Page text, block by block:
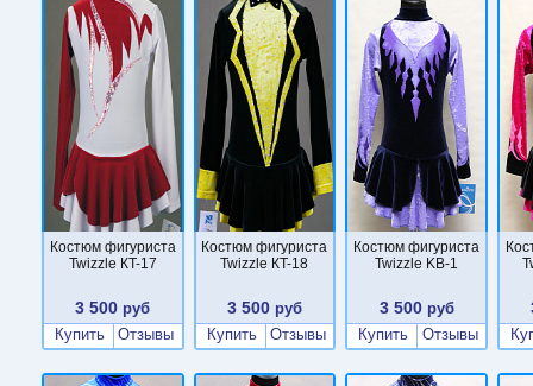
Костюм фигуриста
Twizzle КT-17
3 500 руб
Купить
Отзывы
Костюм фигуриста
Twizzle КT-18
3 500 руб
Купить
Отзывы
Костюм фигуриста
Twizzle KB-1
3 500руб
Купить
Отзывы